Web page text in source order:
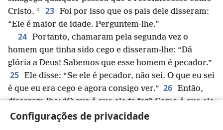
Configurações de privacidade
Cristo. o 23 Foi por isso que os pais dele disseram:
“Ele é maior de idade. Perguntem-lhe.”
24 Portanto, chamaram pela segunda vez o
homem que tinha sido cego e disseram-lhe: “Dá
glória a Deus! Sabemos que esse homem é pecador.”
25 Ele disse: “Se ele é pecador, não sei. O que eu sei
é que eu era cego e agora consigo ver.” 26 Então,
disseram-lhe: “O que é que ele te fez? Como é que ele
te abriu os olhos?”
27 Ele respondeu-lhes: “Eu já